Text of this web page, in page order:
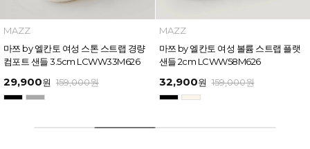
MAZZ
마쯔 by 엘칸토 여성 스톤 스트랩 경량
컴포트 샌들 3.5cm LCWW33M626
29,900원 159,000원
MAZZ
마쯔 by 엘칸토 여성 볼륨 스트랩 플랫
샌들 2cm LCWW58M626
32,900원 159,000원